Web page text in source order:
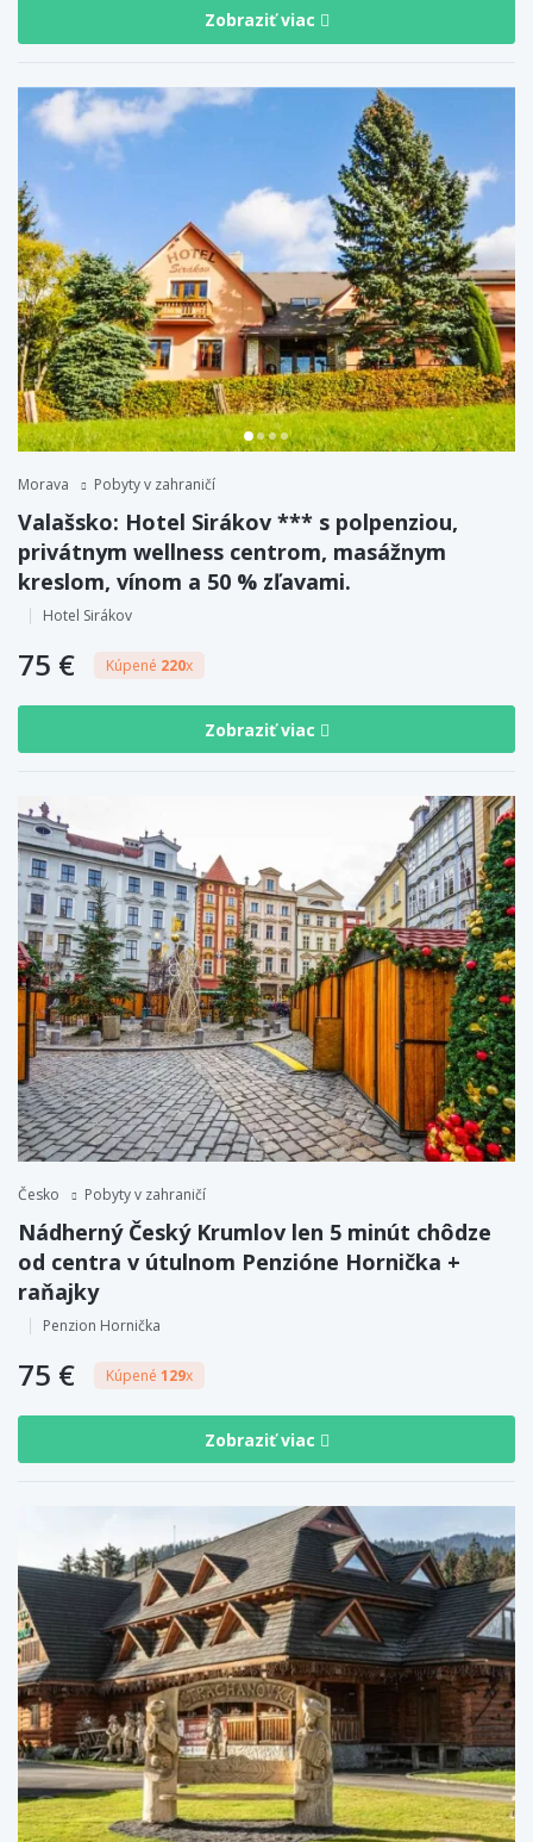
Zobraziť viac
Morava Pobyty v zahraničí
Valašsko: Hotel Sirákov *** s polpenziou,
privátnym wellness centrom, masážnym
kreslom, vínom a 50 % zľavami.
Hotel Sirákov
75 € Kúpené 220x
Zobraziť viac
Česko Pobyty v zahraničí
Nádherný Český Krumlov len 5 minút chôdze
od centra v útulnom Penzióne Hornička +
raňajky
Penzion Hornička
75 € Kúpené 129x
Zobraziť viac